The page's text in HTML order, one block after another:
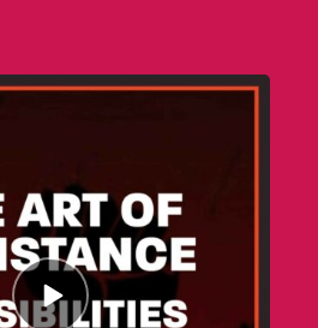
Episode
play
icon